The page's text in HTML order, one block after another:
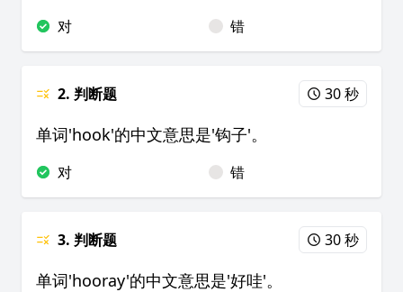
对 错
2. 判断题 30 秒
单词'hook'的中文意思是'钩子'。
对 错
3. 判断题 30 秒
单词'hooray'的中文意思是'好哇'。